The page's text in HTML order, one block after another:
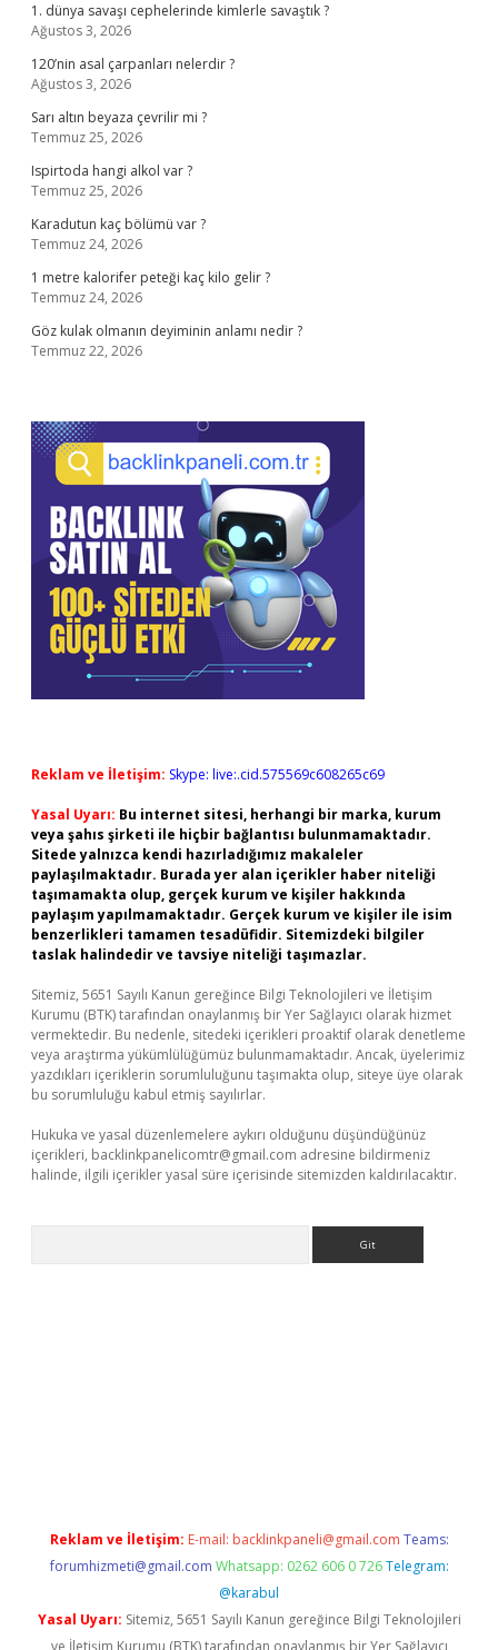
1. dünya savaşı cephelerinde kimlerle savaştık ?
Ağustos 3, 2026
120’nin asal çarpanları nelerdir ?
Ağustos 3, 2026
Sarı altın beyaza çevrilir mi ?
Temmuz 25, 2026
Ispirtoda hangi alkol var ?
Temmuz 25, 2026
Karadutun kaç bölümü var ?
Temmuz 24, 2026
1 metre kalorifer peteği kaç kilo gelir ?
Temmuz 24, 2026
Göz kulak olmanın deyiminin anlamı nedir ?
Temmuz 22, 2026
Reklam ve İletişim: Skype: live:.cid.575569c608265c69
Yasal Uyarı: Bu internet sitesi, herhangi bir marka, kurum
veya şahıs şirketi ile hiçbir bağlantısı bulunmamaktadır.
Sitede yalnızca kendi hazırladığımız makaleler
paylaşılmaktadır. Burada yer alan içerikler haber niteliği
taşımamakta olup, gerçek kurum ve kişiler hakkında
paylaşım yapılmamaktadır. Gerçek kurum ve kişiler ile isim
benzerlikleri tamamen tesadüfidir. Sitemizdeki bilgiler
taslak halindedir ve tavsiye niteliği taşımazlar.
Sitemiz, 5651 Sayılı Kanun gereğince Bilgi Teknolojileri ve İletişim
Kurumu (BTK) tarafından onaylanmış bir Yer Sağlayıcı olarak hizmet
vermektedir. Bu nedenle, sitedeki içerikleri proaktif olarak denetleme
veya araştırma yükümlülüğümüz bulunmamaktadır. Ancak, üyelerimiz
yazdıkları içeriklerin sorumluluğunu taşımakta olup, siteye üye olarak
bu sorumluluğu kabul etmiş sayılırlar.
Hukuka ve yasal düzenlemelere aykırı olduğunu düşündüğünüz
içerikleri, backlinkpanelicomtr@gmail.com adresine bildirmeniz
halinde, ilgili içerikler yasal süre içerisinde sitemizden kaldırılacaktır.
Reklam ve İletişim: E-mail: backlinkpaneli@gmail.com Teams:
forumhizmeti@gmail.com Whatsapp: 0262 606 0 726 Telegram:
@karabul
Yasal Uyarı: Sitemiz, 5651 Sayılı Kanun gereğince Bilgi Teknolojileri
ve İletişim Kurumu (BTK) tarafından onaylanmış bir Yer Sağlayıcı